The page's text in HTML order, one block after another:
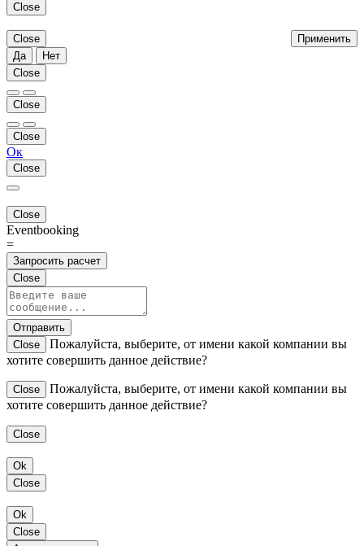
Close
Применить
Close
Да
Нет
Close
Close
Close
Ок
Close
Close
Eventbooking
=
Запросить расчет
Close
Отправить
Close
Пожалуйста, выберите, от имени какой компании вы
хотите совершить данное действие?
Close
Пожалуйста, выберите, от имени какой компании вы
хотите совершить данное действие?
Close
Ok
Close
Ok
Close